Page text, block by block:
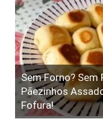
Sem Forno? Sem
Pãezinhos
Fofura!